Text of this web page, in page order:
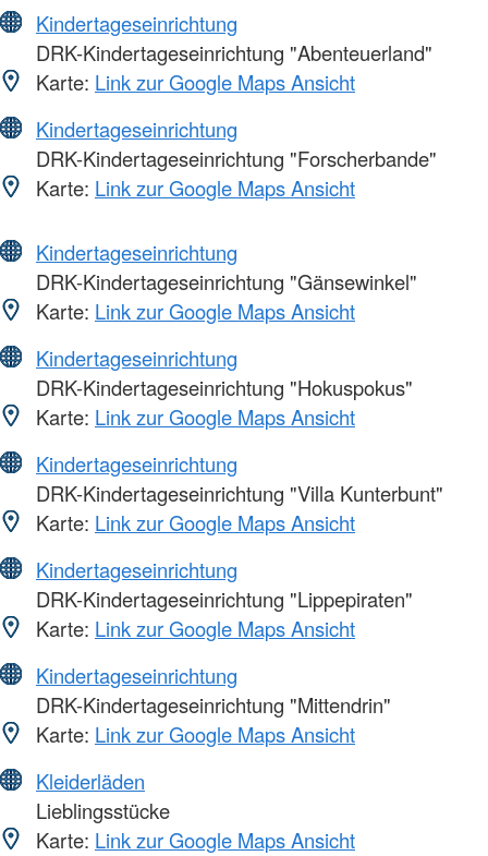
Kindertageseinrichtung
DRK-Kindertageseinrichtung "Abenteuerland"
Karte: Link zur Google Maps Ansicht
Kindertageseinrichtung
DRK-Kindertageseinrichtung "Forscherbande"
Karte: Link zur Google Maps Ansicht
Kindertageseinrichtung
DRK-Kindertageseinrichtung "Gänsewinkel"
Karte: Link zur Google Maps Ansicht
Kindertageseinrichtung
DRK-Kindertageseinrichtung "Hokuspokus"
Karte: Link zur Google Maps Ansicht
Kindertageseinrichtung
DRK-Kindertageseinrichtung "Villa Kunterbunt"
Karte: Link zur Google Maps Ansicht
Kindertageseinrichtung
DRK-Kindertageseinrichtung "Lippepiraten"
Karte: Link zur Google Maps Ansicht
Kindertageseinrichtung
DRK-Kindertageseinrichtung "Mittendrin"
Karte: Link zur Google Maps Ansicht
Kleiderläden
Lieblingsstücke
Karte: Link zur Google Maps Ansicht